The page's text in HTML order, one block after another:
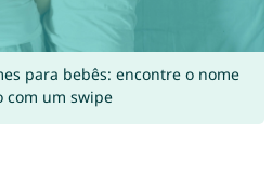
para bebês: encontre o nome
com um swipe